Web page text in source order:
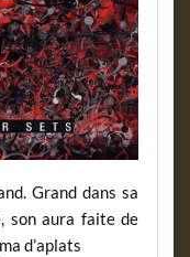
Grand dans sa
son aura faite de
d’aplats